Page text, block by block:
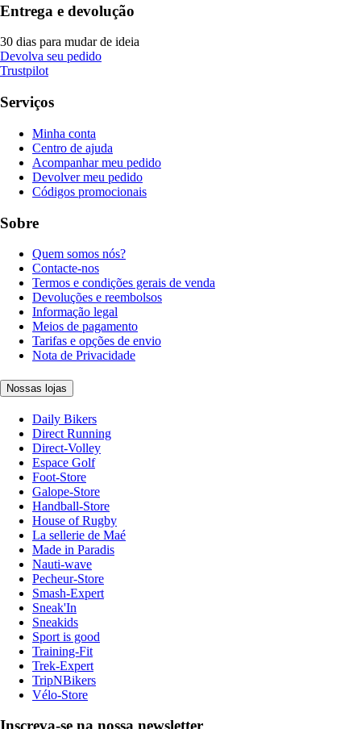
Entrega e devolução
30 dias para mudar de ideia
Devolva seu pedido
Trustpilot
Serviços
Minha conta
Centro de ajuda
Acompanhar meu pedido
Devolver meu pedido
Códigos promocionais
Sobre
Quem somos nós?
Contacte-nos
Termos e condições gerais de venda
Devoluções e reembolsos
Informação legal
Meios de pagamento
Tarifas e opções de envio
Nota de Privacidade
Nossas lojas
Daily Bikers
Direct Running
Direct-Volley
Espace Golf
Foot-Store
Galope-Store
Handball-Store
House of Rugby
La sellerie de Maé
Made in Paradis
Nauti-wave
Pecheur-Store
Smash-Expert
Sneak'In
Sneakids
Sport is good
Training-Fit
Trek-Expert
TripNBikers
Vélo-Store